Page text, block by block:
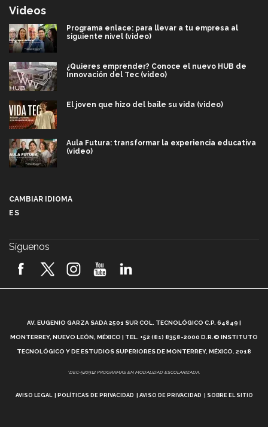
Videos
Programa enlace: para llevar a tu empresa al
siguiente nivel (video)
¿Quieres emprender? Conoce el nuevo HUB de
Innovación del Tec (video)
El joven que hizo del baile su vida (video)
Aula Futura: transformar la experiencia educativa
(video)
2026! (video)
¿Cómo es el Modelo Educativo Tec? (video)
Vida Tec: Feminismo e Inteligencia Artificial, Paola
CAMBIAR IDIOMA
ES
Síguenos
AV. EUGENIO GARZA SADA 2501 SUR COL. TECNOLÓGICO C.P. 64849 |
MONTERREY, NUEVO LEÓN, MÉXICO | TEL. +52 (81) 8358-2000 D.R.© INSTITUTO
TECNOLÓGICO Y DE ESTUDIOS SUPERIORES DE MONTERREY, MÉXICO. 2018
*DEC-520912 PROGRAMAS EN MODALIDAD ESCOLARIZADA.
AVISO LEGAL POLÍTICAS DE PRIVACIDAD AVISO DE PRIVACIDAD SOBRE EL SITIO